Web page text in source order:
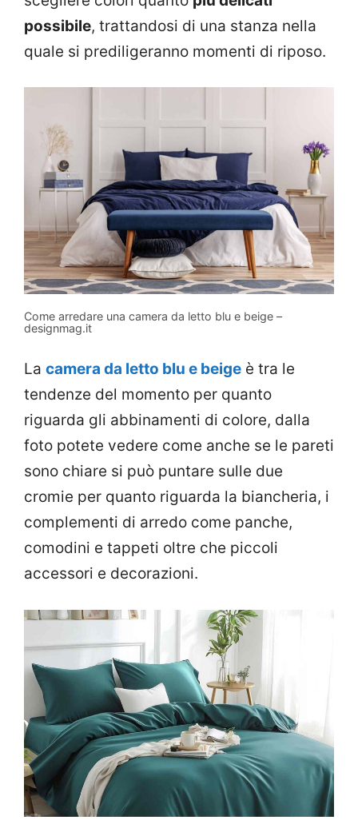
possibile, trattandosi di una stanza nella
quale si prediligeranno momenti di riposo.
Come arredare una camera da letto blu e beige –
designmag.it
La camera da letto blu e beige è tra le
tendenze del momento per quanto
riguarda gli abbinamenti di colore, dalla
foto potete vedere come anche se le pareti
sono chiare si può puntare sulle due
cromie per quanto riguarda la biancheria, i
complementi di arredo come panche,
comodini e tappeti oltre che piccoli
accessori e decorazioni.